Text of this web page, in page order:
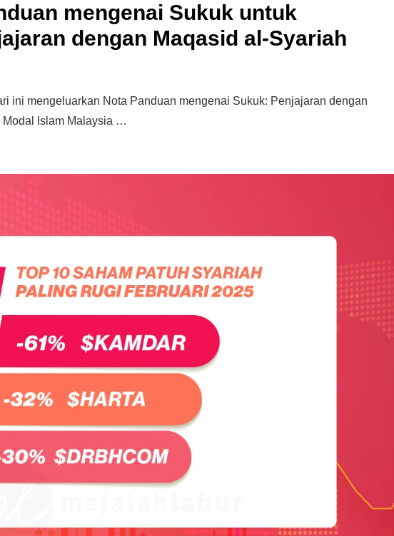
mengenai Sukuk untuk
dengan Maqasid al-Syariah
ini mengeluarkan Nota Panduan mengenai Sukuk: Penjajaran dengan
Modal Islam Malaysia …
Pelaburan